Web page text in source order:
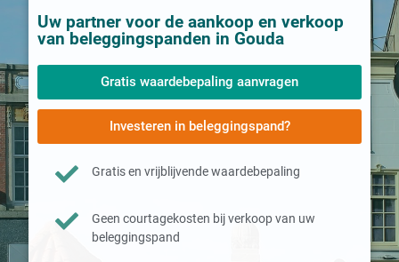
Uw partner voor de aankoop en verkoop
van beleggingspanden in Gouda
Gratis waardebepaling aanvragen
Investeren in beleggingspand?
Gratis en vrijblijvende waardebepaling
Geen courtagekosten bij verkoop van uw
beleggingspand